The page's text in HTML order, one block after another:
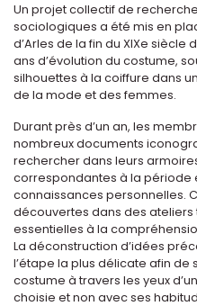
Un projet collectif de
sociologiques a été mis en
d’Arles de la fin du XIXe siècle
ans d’évolution du costume,
silhouettes à la coiffure dans
de la mode et des femmes.
Durant près d’un an, les
nombreux documents
rechercher dans leurs
correspondantes à la période
connaissances personnelles.
découvertes dans des
essentielles à la
La déconstruction d’idées
l’étape la plus délicate afin de
costume à travers les yeux
choisie et non avec ses